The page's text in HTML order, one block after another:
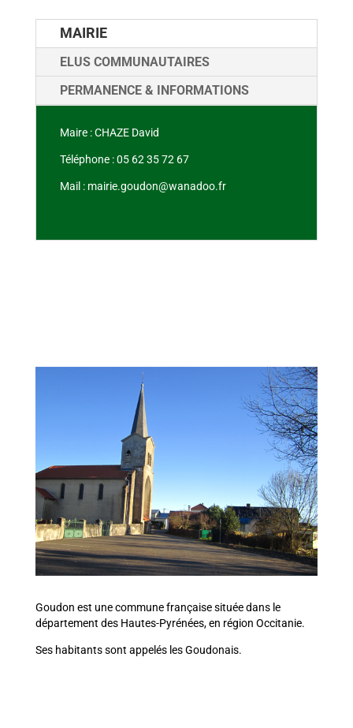
MAIRIE
ELUS COMMUNAUTAIRES
PERMANENCE & INFORMATIONS
Maire : CHAZE David
Téléphone : 05 62 35 72 67
Mail : mairie.goudon@wanadoo.fr
Goudon est une commune française située dans le
département des Hautes-Pyrénées, en région Occitanie.
Ses habitants sont appelés les Goudonais.